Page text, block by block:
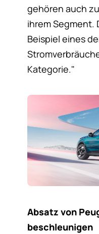
gehören auch
ihrem Segment.
Beispiel eines
Kategorie."
Absatz von
beschleunigen